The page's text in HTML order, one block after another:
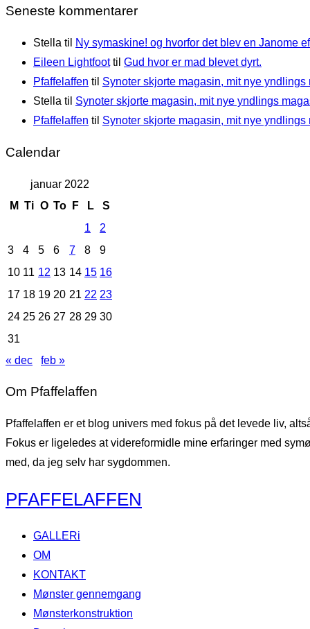
Seneste kommentarer
Stella til
Ny symaskine! og hvorfor det blev en Janome
Eileen Lightfoottil Gud hvor er mad blevet dyrt.
Pfaffelaffen til Synoter skjorte magasin, mit nye yndlings
Stella til Synoter skjorte magasin, mit nye yndlings
Pfaffelaffen til Synoter skjorte magasin, mit nye yndlings
Calendar
januar 2022
M Ti O To F L
S
1
2
3
4 5 6 7 8
9
10 11 12 13 14 15 16
17 18 19 20 21 22 23
24 25 26 27 28 29 30
31
« dec
feb »
Om Pfaffelaffen
Pfaffelaffen er et blog univers med fokus på det levede liv,
Fokus er ligeledes at videreformidle mine erfaringer med
med, da jeg selv har sygdommen.
Videre
til
indhold
PFAFFELAFFEN
GALLERi
OM
KONTAKT
Mønster gennemgang
Mønsterkonstruktion